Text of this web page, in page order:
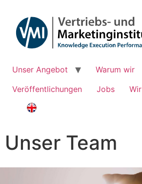
Unser Angebot Warum wir
Veröffentlichungen
Jobs Wir
Unser Team